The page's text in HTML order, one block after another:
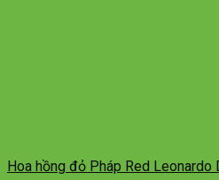
Hoa hồng đỏ Pháp Red Leonardo